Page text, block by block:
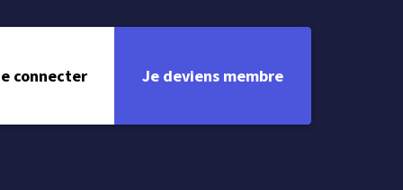
connecter Je deviens membre